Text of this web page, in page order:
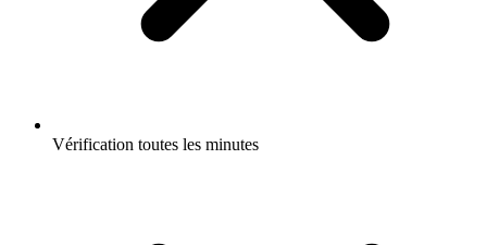
Vérification toutes les minutes